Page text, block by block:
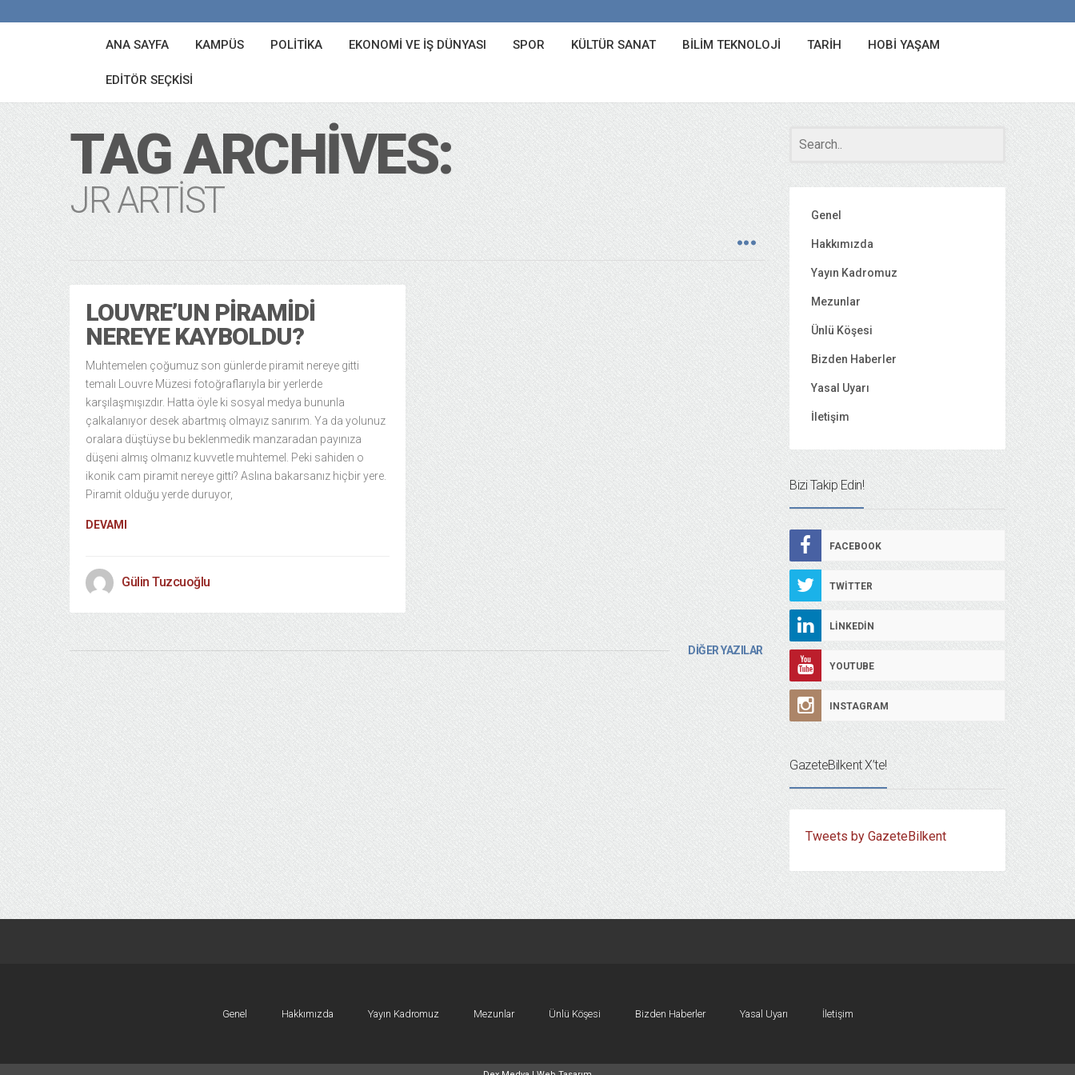
ANA SAYFA KAMPÜS POLITIKA EKONOMI VE İŞ DÜNYASI SPOR KÜLTÜR SANAT BILIM TEKNOLOJI TARIH HOBI YAŞAM
EDITÖR SEÇKISI
TAG ARCHIVES:
JR ARTIST
LOUVRE’UN PIRAMIDI
NEREYE KAYBOLDU?
Muhtemelen çoğumuz son günlerde piramit nereye gitti
temalı Louvre Müzesi fotoğraflarıyla bir yerlerde
karşılaşmışızdır. Hatta öyle ki sosyal medya bununla
çalkalanıyor desek abartmış olmayız sanırım. Ya da yolunuz
oralara düştüyse bu beklenmedik manzaradan payınıza
düşeni almış olmanız kuvvetle muhtemel. Peki sahiden o
ikonik cam piramit nereye gitti? Aslına bakarsanız hiçbir yere.
Piramit olduğu yerde duruyor,
DEVAMI
Gülin Tuzcuoğlu
DİĞER YAZILAR
Genel
Hakkımızda
Yayın Kadromuz
Mezunlar
Ünlü Köşesi
Bizden Haberler
Yasal Uyarı
İletişim
Bizi Takip Edin!
FACEBOOK
TWITTER
LINKEDIN
YOUTUBE
INSTAGRAM
GazeteBilkent X’te!
Tweets by GazeteBilkent
Genel Hakkımızda Yayın Kadromuz Mezunlar Ünlü Köşesi Bizden Haberler Yasal Uyarı İletişim